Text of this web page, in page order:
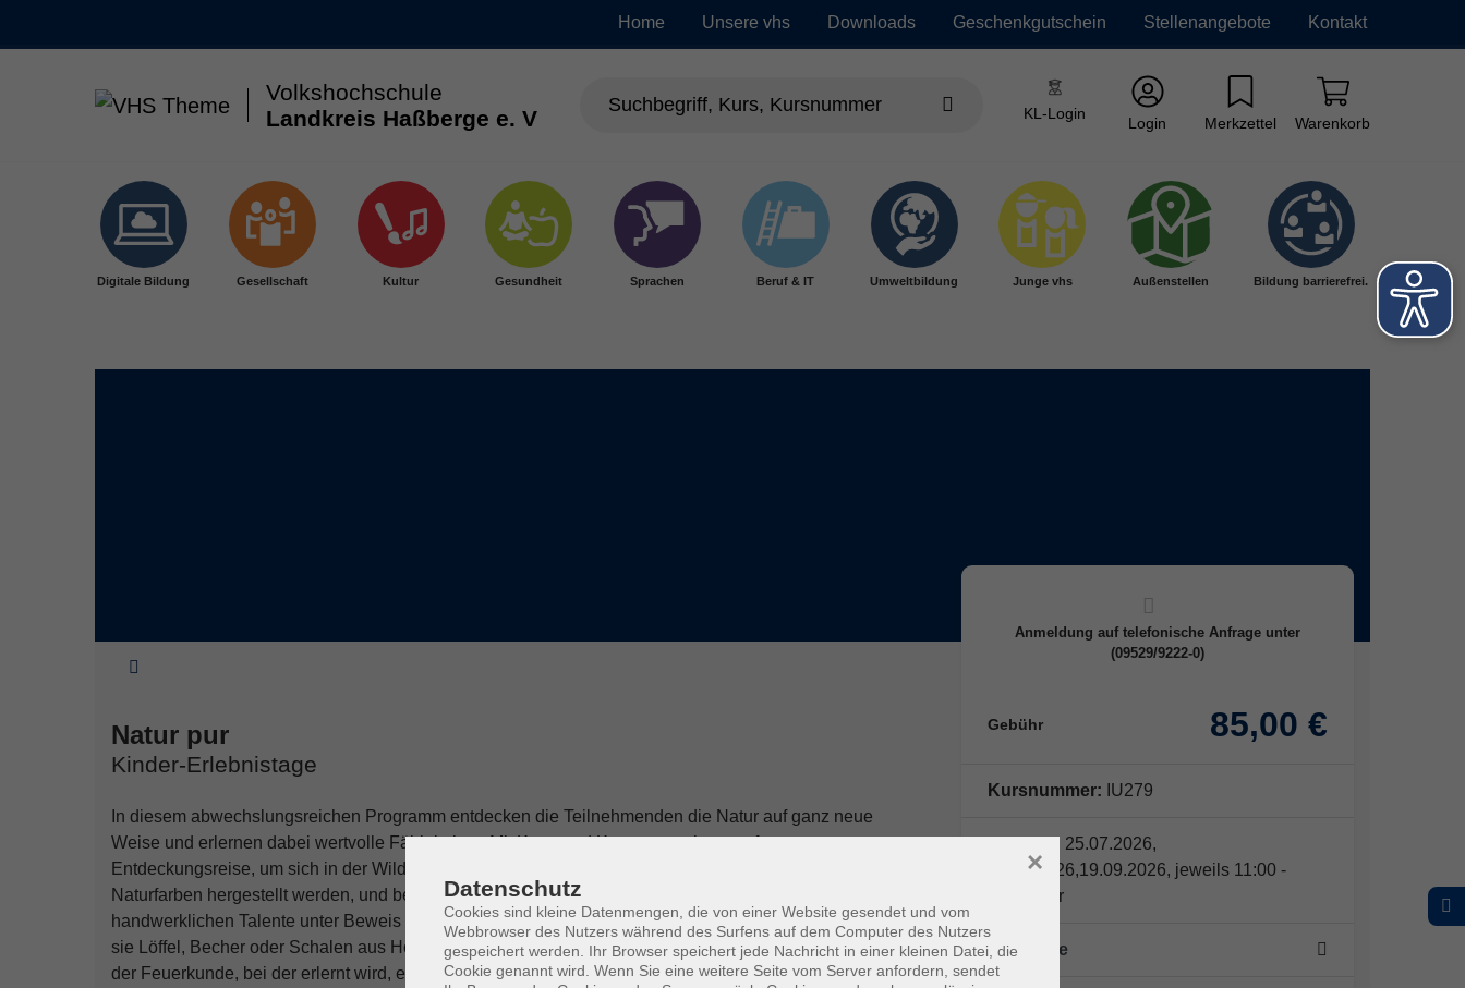
Home Unsere vhs Downloads Geschenkgutschein Stellenangebote Kontakt
Volkshochschule
Landkreis Haßberge e. V
KL-Login
Login Merkzettel Warenkorb
Digitale Bildung Gesellschaft Kultur Gesundheit Sprachen Beruf & IT Umweltbildung Junge vhs Außenstellen Bildung barrierefrei.
Natur pur
Kinder-Erlebnistage
In diesem abwechslungsreichen Programm entdecken die Teilnehmenden die Natur auf ganz neue
Weise und erlernen dabei wertvolle Fähigkeiten. Mit Karte und Kompass geht es auf
Entdeckungsreise, um sich in der Wildnis zurechtzufinden. Kreativität ist gefragt, wenn eigene
Naturfarben hergestellt werden, und beim Bau eines eigenen Lagers können die Kinder ihre
handwerklichen Talente unter Beweis stellen. Ein besonderes Highlight ist das Glutbrennen, bei dem
sie Löffel, Becher oder Schalen aus Holz gestalten. Abgerundet wird das Abenteuer durch die Kunst
der Feuerkunde, bei der erlernt wird, ein Feuer ohne Feuerzeug zu entfachen - ein echtes
Anmeldung auf telefonische Anfrage unter
(09529/9222-0)
Gebühr 85,00 €
Kursnummer: IU279
Samstag, 25.07.2026,
01.08.2026,19.09.2026, jeweils 11:00 -
18:00 Uhr
3 Termine
Datenschutz
Cookies sind kleine Datenmengen, die von einer Website gesendet und vom
Webbrowser des Nutzers während des Surfens auf dem Computer des Nutzers
gespeichert werden. Ihr Browser speichert jede Nachricht in einer kleinen Datei, die
Cookie genannt wird. Wenn Sie eine weitere Seite vom Server anfordern, sendet
×